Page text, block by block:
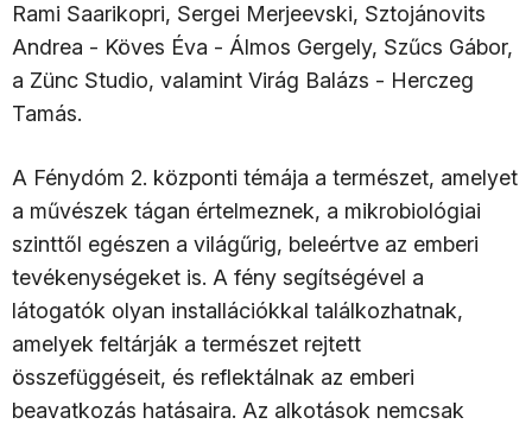
Rami Saarikopri, Sergei Merjeevski, Sztojánovits
Andrea - Köves Éva - Álmos Gergely, Szűcs Gábor,
a Zünc Studio, valamint Virág Balázs - Herczeg
Tamás.
A Fénydóm 2. központi témája a természet, amelyet
a művészek tágan értelmeznek, a mikrobiológiai
szinttől egészen a világűrig, beleértve az emberi
tevékenységeket is. A fény segítségével a
látogatók olyan installációkkal találkozhatnak,
amelyek feltárják a természet rejtett
összefüggéseit, és reflektálnak az emberi
beavatkozás hatásaira. Az alkotások nemcsak